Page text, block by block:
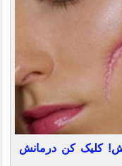
کلیک کن درمانش